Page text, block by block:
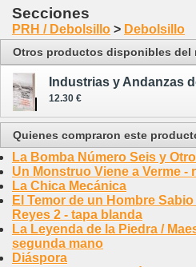
Secciones
PRH / Debolsillo > Debolsillo
Otros productos disponibles del
Industrias y Andanzas
12.30 €
Quienes compraron este
La Bomba Número Seis y
Un Monstruo Viene a Verme -
La Chica Mecánica
El Temor de un Hombre
Reyes 2 - tapa blanda
La Leyenda de la Piedra /
segunda mano
Diáspora